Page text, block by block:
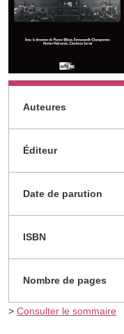
Auteures
Éditeur
Date de parution
ISBN
Nombre de pages
> Consulter le sommaire